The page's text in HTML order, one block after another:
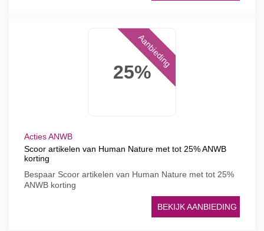
25%
Aanbieding
Acties ANWB
Scoor artikelen van Human Nature met tot 25% ANWB
korting
Bespaar Scoor artikelen van Human Nature met tot 25%
ANWB korting
BEKIJK AANBIEDING